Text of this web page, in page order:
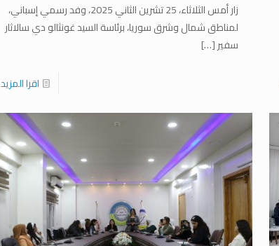
زار أمس الثلاثاء، 25 تشرين الثاني 2025، وفد رسمي إسباني،
لمناطق شمال وشرق سوريا، برئاسة السيد غونثالو دي سالاثار
سفير[…]
اقرا المزيد